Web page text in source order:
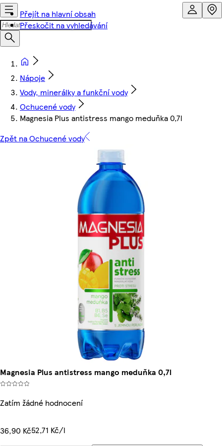
Přejít na hlavní obsah
Přeskočit na vyhledávání
Nápoje
Vody, minerálky a funkční vody
Ochucené vody
Magnesia Plus antistress mango meduňka 0,7l
Zpět na Ochucené vody
Magnesia Plus antistress mango meduňka 0,7l
Zatím žádné hodnocení
36,90 Kč52,71 Kč/l